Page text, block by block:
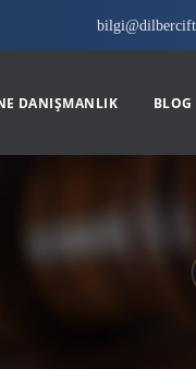
DANIŞMANLIK BLOG